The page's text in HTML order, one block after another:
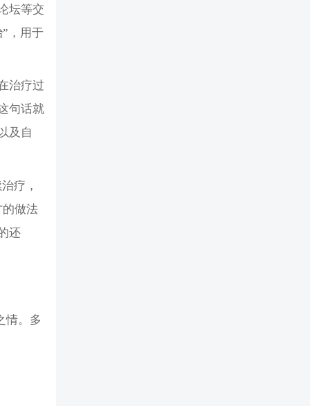
坛等交
，用于
治疗过
句话就
及自
疗，
的做法
还
情。多